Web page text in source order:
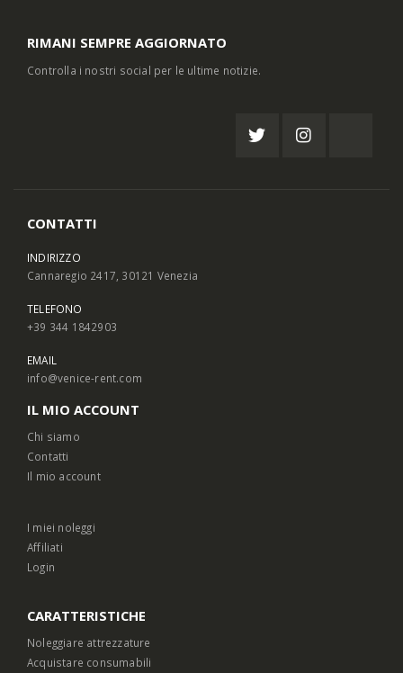
RIMANI SEMPRE AGGIORNATO
Controlla i nostri social per le ultime notizie.
CONTATTI
INDIRIZZO
Cannaregio 2417, 30121 Venezia
TELEFONO
+39 344 1842903
EMAIL
info@venice-rent.com
IL MIO ACCOUNT
Chi siamo
Contatti
Il mio account
I miei noleggi
Affiliati
Login
CARATTERISTICHE
Noleggiare attrezzature
Acquistare consumabili